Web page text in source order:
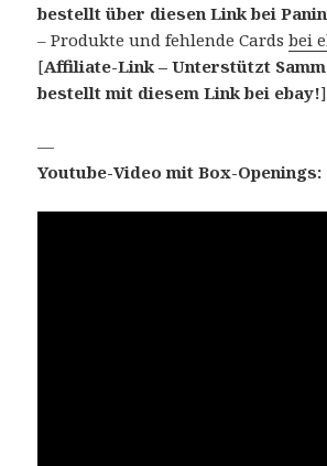
bestellt über diesen Link bei
– Produkte und fehlende Cardsbei
[Affiliate-Link – Unterstützt
bestellt mit diesem Link bei ebay!]
—
Youtube-Video mit Box-Openings: